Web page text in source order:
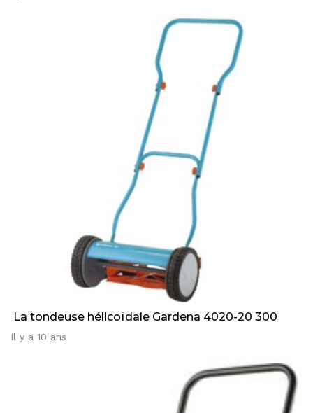
La tondeuse hélicoïdale Gardena 4020-20 300
Il y a 10 ans